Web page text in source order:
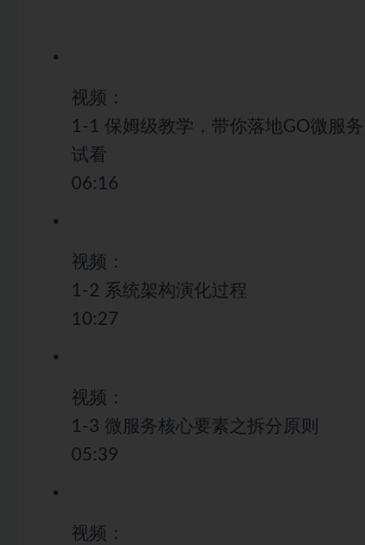
视频：
1-1 保姆级教学，带你落地GO微服务
试看
06:16
视频：
1-2 系统架构演化过程
10:27
视频：
1-3 微服务核心要素之拆分原则
05:39
视频：